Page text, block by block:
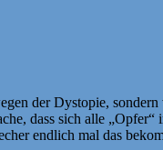
der Dystopie,
dass sich alle
endlich mal das